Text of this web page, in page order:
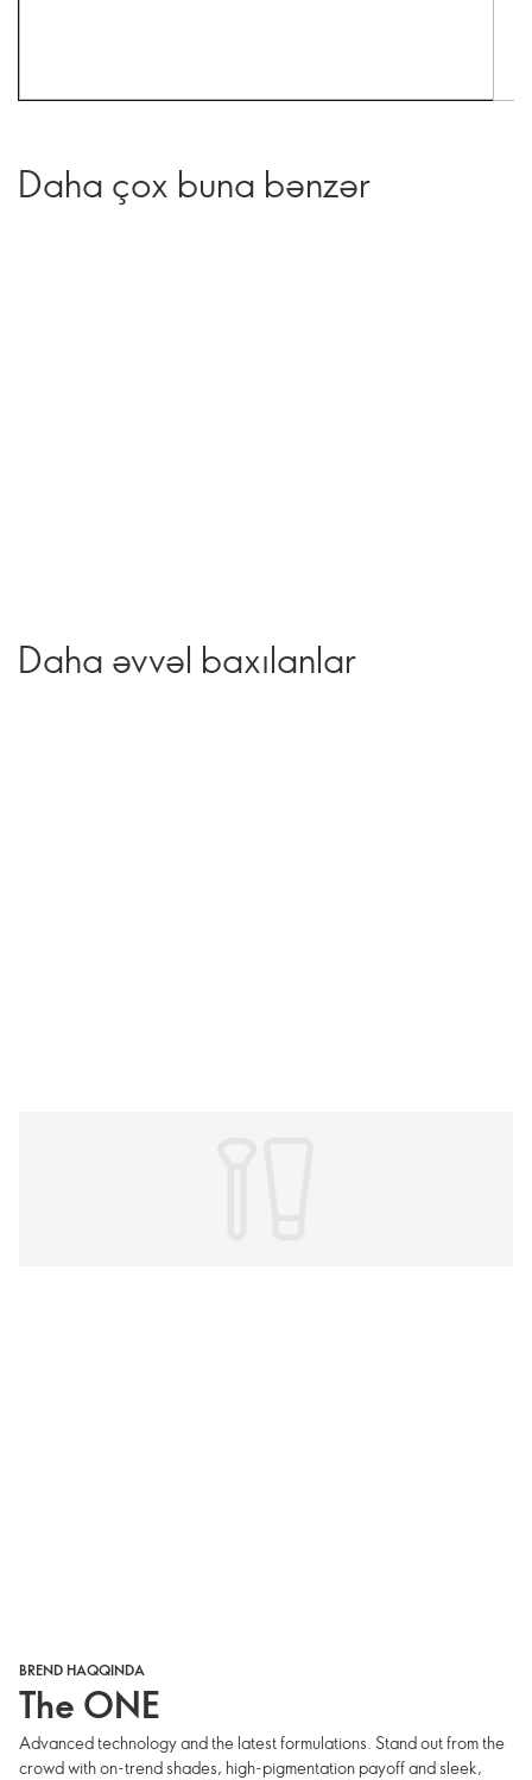
Daha çox buna bənzər
Daha əvvəl baxılanlar
BREND HAQQINDA
The ONE
Advanced technology and the latest formulations. Stand out from the
crowd with on-trend shades, high-pigmentation payoff and sleek,